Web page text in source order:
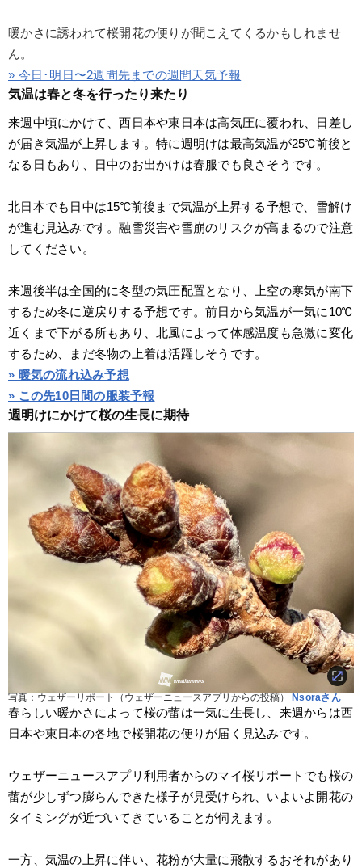
暖かさに誘われて桜開花の便りが聞こえてくるかもしれませ
ん。
» 今日･明日〜2週間先までの週間天気予報
気温は春と冬を行ったり来たり
来週中頃にかけて、西日本や東日本は高気圧に覆われ、日差し
が届き気温が上昇します。特に週明けは最高気温が25℃前後と
なる日もあり、日中のお出かけは春服でも良さそうです。
北日本でも日中は15℃前後まで気温が上昇する予想で、雪解け
が進む見込みです。融雪災害や雪崩のリスクが高まるので注意
してください。
来週後半は全国的に冬型の気圧配置となり、上空の寒気が南下
するため冬に逆戻りする予想です。前日から気温が一気に10℃
近くまで下がる所もあり、北風によって体感温度も急激に変化
するため、まだ冬物の上着は活躍しそうです。
» 暖気の流れ込み予想
» この先10日間の服装予報
週明けにかけて桜の生長に期待
写真：ウェザーリポート（ウェザーニュースアプリからの投稿） Nsoraさん
春らしい暖かさによって桜の蕾は一気に生長し、来週からは西
日本や東日本の各地で桜開花の便りが届く見込みです。
ウェザーニュースアプリ利用者からのマイ桜リポートでも桜の
蕾が少しずつ膨らんできた様子が見受けられ、いよいよ開花の
タイミングが近づいてきていることが伺えます。
一方、気温の上昇に伴い、花粉が大量に飛散するおそれがあり